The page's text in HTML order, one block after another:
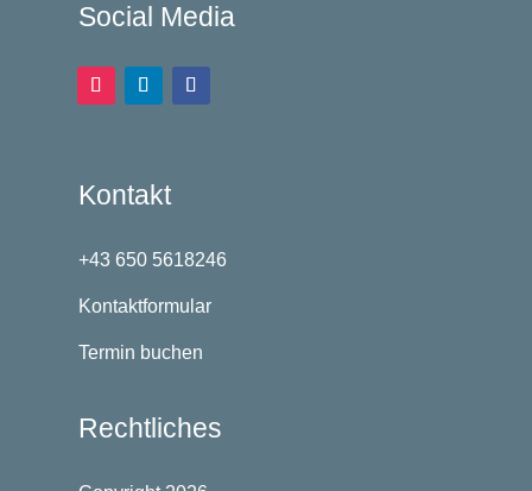
Social Media
Kontakt
+43 650 5618246
Kontaktformular
Termin buchen
Rechtliches